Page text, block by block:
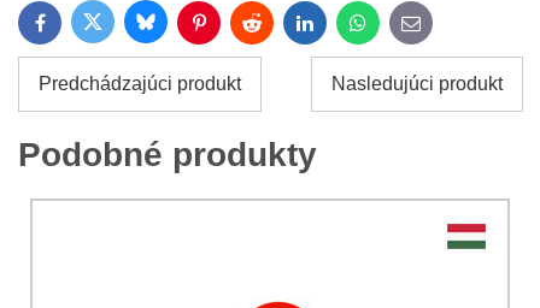
Názov:
Meno:*
*
Váš e-mail:*
FacebookTwitter BlueskyPinterestReddit LinkedInWhatsApp
E-
mail
Predchádzajúci produkt Nasledujúci produkt
Podobné produkty